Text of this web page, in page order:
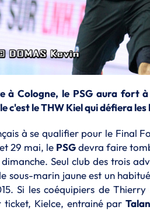
à Cologne, le PSG aura fort
c'est le THW Kiel qui défiera les
à se qualifier pour le Final
29 mai, le PSGdevra faire
Seul club des trois
sous-marin jaune est un
Si les coéquipiers de
Kielce, entrainé par